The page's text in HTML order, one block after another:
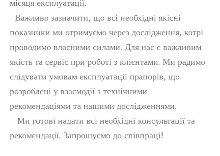
місяця експлуатації.
Важливо зазначити, що всі необхідні якісні
показники ми отримуємо через дослідження, котрі
проводимо власними силами. Для нас є важливим
якість та сервіс при роботі з клієнтами. Ми радимо
слідувати умовам експлуатації прапорів, що
розроблені у взаємодії з технічними
рекомендаціями та нашими дослідженнями.
Ми готові надати всі необхідні консультації та
рекомендації. Запрошуємо до співпраці!